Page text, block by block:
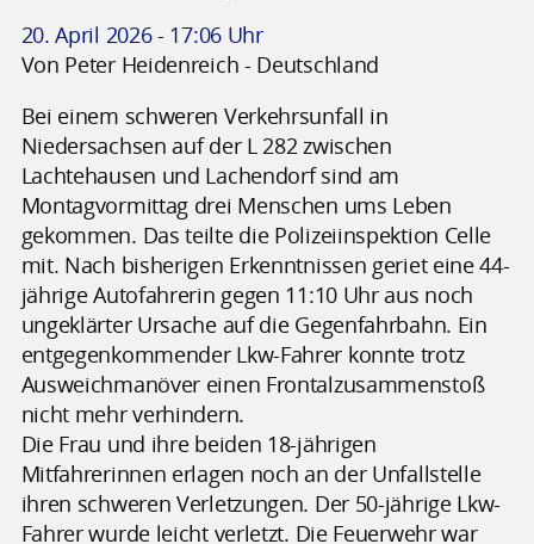
20. April 2026 - 17:06 Uhr
Von Peter Heidenreich - Deutschland
Bei einem schweren Verkehrsunfall in
Niedersachsen auf der L 282 zwischen
Lachtehausen und Lachendorf sind am
Montagvormittag drei Menschen ums Leben
gekommen. Das teilte die Polizeiinspektion Celle
mit. Nach bisherigen Erkenntnissen geriet eine 44-
jährige Autofahrerin gegen 11:10 Uhr aus noch
ungeklärter Ursache auf die Gegenfahrbahn. Ein
entgegenkommender Lkw-Fahrer konnte trotz
Ausweichmanöver einen Frontalzusammenstoß
nicht mehr verhindern.
Die Frau und ihre beiden 18-jährigen
Mitfahrerinnen erlagen noch an der Unfallstelle
ihren schweren Verletzungen. Der 50-jährige Lkw-
Fahrer wurde leicht verletzt. Die Feuerwehr war